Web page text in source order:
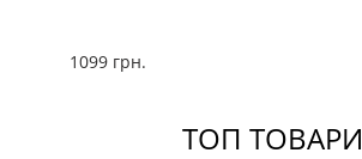
1099 грн.
ТОП ТОВАРИ